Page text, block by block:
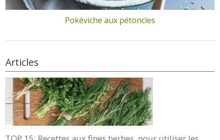
Pokéviche aux pétoncles
Articles